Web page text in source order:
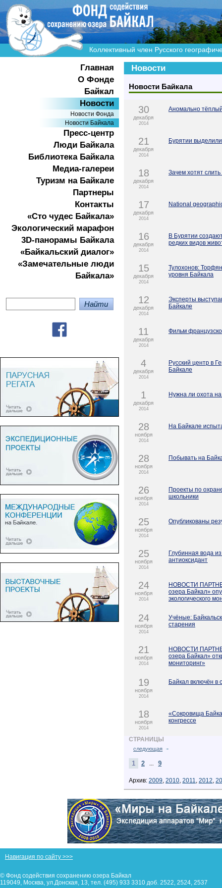
Коллективный член Русского
Главная
О Фонде
Байкал
Новости
Новости Фонда
Новости Байкала
Пресс-центр
Люди Байкала
Библиотека Байкала
Медиа-галереи
Туризм на Байкале
Партнеры
Контакты
«Сто чудес Байкала»
Экологичеcкий марафон
3D-панорамы Байкала
«Байкальский диалог»
«Замечательные люди
Байкала»
Новости
Новости Байкала
30
декабря
2014
Аномально
21
декабря
2014
Бурятии
18
декабря
2014
Зачем хотят
17
декабря
2014
National
16
декабря
2014
В Бурятии
редких видов
15
декабря
2014
Тулохонов:
уровня Байкала
12
декабря
2014
Эксперты
Байкале
11
декабря
2014
Фильм
4
декабря
2014
Русский центр в
Байкале
1
декабря
2014
Нужна ли охота
28
ноября
2014
На Байкале
28
ноября
2014
Побывать на
26
ноября
2014
Проекты по
школьники
25
ноября
2014
Опубликованы
25
ноября
2014
Глубинная вода
антиоксидант
24
ноября
2014
НОВОСТИ
озера Байкал»
экологического
24
ноября
2014
Учёные:
старения
21
ноября
2014
НОВОСТИ
озера Байкал»
мониторинг»
19
ноября
2014
Байкал включён в
18
ноября
2014
«Сокровища
конгрессе
СТРАНИЦЫ
следующая
1 2 ... 9
Архив: 2009, 2010, 2011, 2012,
Навигация по сайту >>>
© Фонд содействия сохранению озера Байкал
119049, Москва, ул.Донская, 13, тел. (495) 933 3310 доб. 2522, 2524, 2537